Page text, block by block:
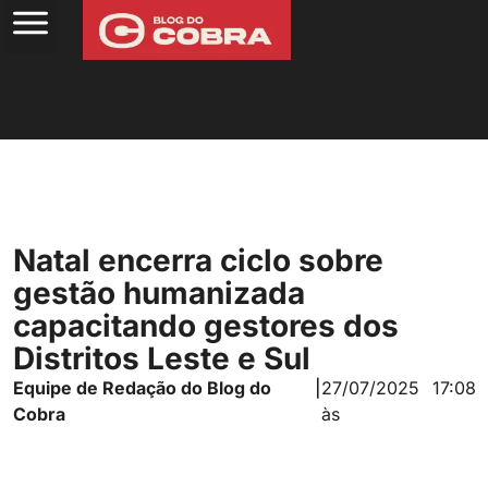
Natal encerra ciclo sobre
gestão humanizada
capacitando gestores dos
Distritos Leste e Sul
Equipe de Redação do Blog do
Cobra
27/07/2025
às
17:08